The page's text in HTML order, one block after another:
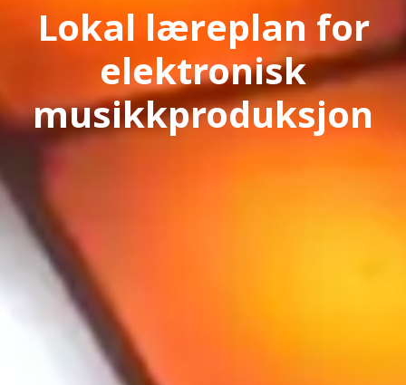
Lokal læreplan for
elektronisk
musikkproduksjon